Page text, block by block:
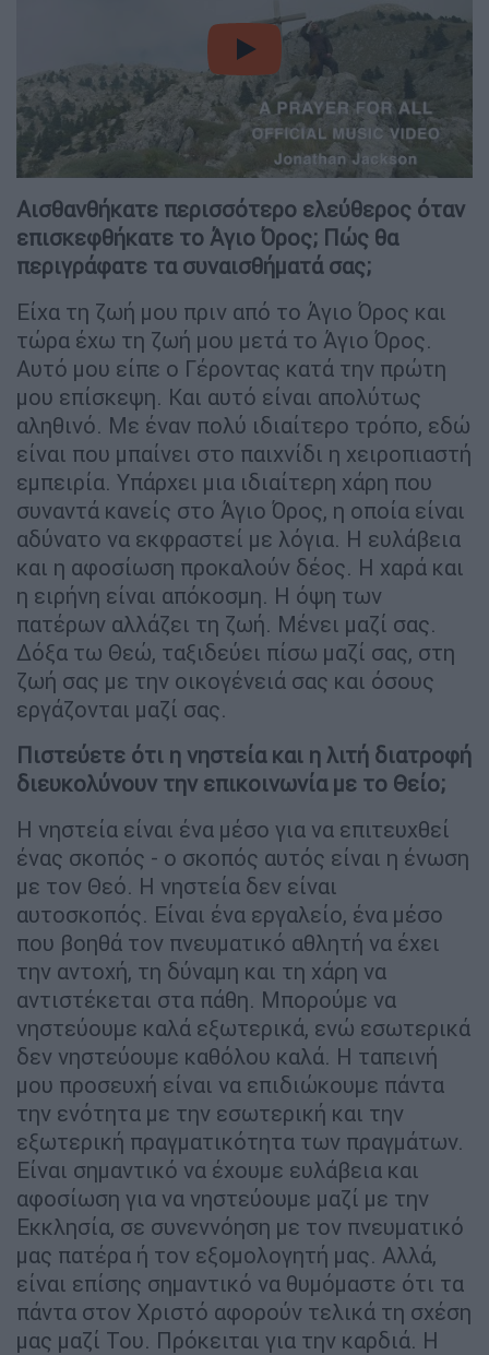
video
Αισθανθήκατε περισσότερο ελεύθερος όταν
επισκεφθήκατε το Άγιο Όρος; Πώς θα
περιγράφατε τα συναισθήματά σας;
Είχα τη ζωή μου πριν από το Άγιο Όρος και
τώρα έχω τη ζωή μου μετά το Άγιο Όρος.
Αυτό μου είπε ο Γέροντας κατά την πρώτη
μου επίσκεψη. Και αυτό είναι απολύτως
αληθινό. Με έναν πολύ ιδιαίτερο τρόπο, εδώ
είναι που μπαίνει στο παιχνίδι η χειροπιαστή
εμπειρία. Υπάρχει μια ιδιαίτερη χάρη που
συναντά κανείς στο Άγιο Όρος, η οποία είναι
αδύνατο να εκφραστεί με λόγια. Η ευλάβεια
και η αφοσίωση προκαλούν δέος. Η χαρά και
η ειρήνη είναι απόκοσμη. Η όψη των
πατέρων αλλάζει τη ζωή. Μένει μαζί σας.
Δόξα τω Θεώ, ταξιδεύει πίσω μαζί σας, στη
ζωή σας με την οικογένειά σας και όσους
εργάζονται μαζί σας.
Πιστεύετε ότι η νηστεία και η λιτή διατροφή
διευκολύνουν την επικοινωνία με το Θείο;
Η νηστεία είναι ένα μέσο για να επιτευχθεί
ένας σκοπός - ο σκοπός αυτός είναι η ένωση
με τον Θεό. Η νηστεία δεν είναι
αυτοσκοπός. Είναι ένα εργαλείο, ένα μέσο
που βοηθά τον πνευματικό αθλητή να έχει
την αντοχή, τη δύναμη και τη χάρη να
αντιστέκεται στα πάθη. Μπορούμε να
νηστεύουμε καλά εξωτερικά, ενώ εσωτερικά
δεν νηστεύουμε καθόλου καλά. Η ταπεινή
μου προσευχή είναι να επιδιώκουμε πάντα
την ενότητα με την εσωτερική και την
εξωτερική πραγματικότητα των πραγμάτων.
Είναι σημαντικό να έχουμε ευλάβεια και
αφοσίωση για να νηστεύουμε μαζί με την
Εκκλησία, σε συνεννόηση με τον πνευματικό
μας πατέρα ή τον εξομολογητή μας. Αλλά,
είναι επίσης σημαντικό να θυμόμαστε ότι τα
πάντα στον Χριστό αφορούν τελικά τη σχέση
μας μαζί Του. Πρόκειται για την καρδιά. Η